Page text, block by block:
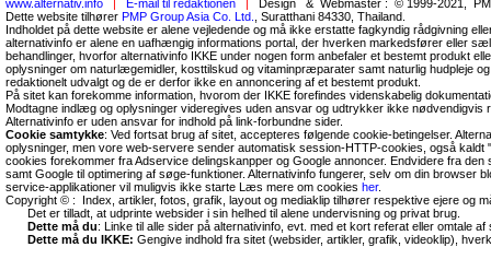
www.alternativ.info | E-mail til redaktionen | Design & Webmaster : © 1999-2021,
Dette website tilhører PMP Group Asia Co. Ltd.
, Suratthani 84330, Thailand.
Indholdet på dette website er alene vejledende og må ikke erstatte fagkyndig rådgivning
alternativinfo er alene en uafhængig informations portal, der hverken markedsfører eller
behandlinger, hvorfor alternativinfo IKKE under nogen form anbefaler et bestemt produkt
oplysninger om naturlægemidler, kosttilskud og vitaminpræparater samt naturlig hudpleje
redaktionelt udvalgt og de er derfor ikke en annoncering af et bestemt produkt.
På sitet kan forekomme information, hvorom der IKKE forefindes videnskabelig
Modtagne indlæg og oplysninger videregives uden ansvar og udtrykker ikke nødvendigvis
Alternativinfo er uden ansvar for indhold på link-forbundne sider.
Cookie samtykke: Ved fortsat brug af sitet, accepteres følgende cookie-betingelser.
oplysninger, men vore web-servere sender automatisk session-HTTP-cookies, også kaldt
cookies forekommer fra Adservice delingskanpper og Google annoncer. Endvidere fra den
samt Google til optimering af søge-funktioner. Alternativinfo fungerer, selv om din browser
service-applikationer vil muligvis ikke starte Læs mere om cookies her.
Copyright © : Index, artikler, fotos, grafik, layout og mediaklip tilhører respektive ejere og
Det er tilladt, at udprinte websider i sin helhed til alene undervisning og privat brug.
Dette må du: Linke til alle sider på alternativinfo, evt. med et kort referat eller omtale af
Dette må du IKKE: Gengive indhold fra sitet (websider, artikler, grafik, videoklip),